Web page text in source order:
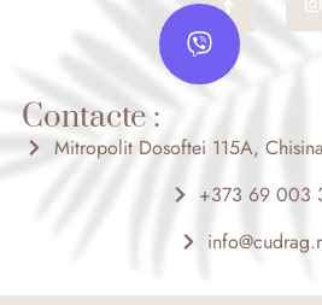
c
b
o
f
s
t
V
i
b
e
Contacte :
Mitropolit Dosoftei 115A,
+373 69 003